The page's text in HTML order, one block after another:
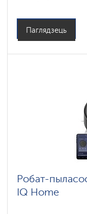
Бакавыя шчоткі: 1
Паглядзець
Робат-
IQ Home